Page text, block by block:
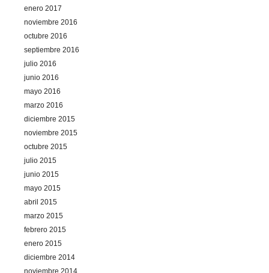
enero 2017
noviembre 2016
octubre 2016
septiembre 2016
julio 2016
junio 2016
mayo 2016
marzo 2016
diciembre 2015
noviembre 2015
octubre 2015
julio 2015
junio 2015
mayo 2015
abril 2015
marzo 2015
febrero 2015
enero 2015
diciembre 2014